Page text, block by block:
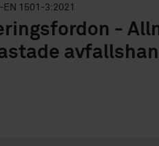
EN 1501-3:2021
-